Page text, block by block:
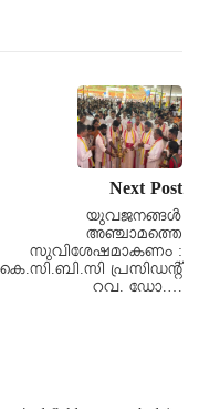
Next Post
യുവജനങ്ങൾ
അഞ്ചാമത്തെ
സുവിശേഷമാകണം :
കെ.സി.ബി.സി പ്രസിഡന്റ്‌
റവ. ഡോ.…